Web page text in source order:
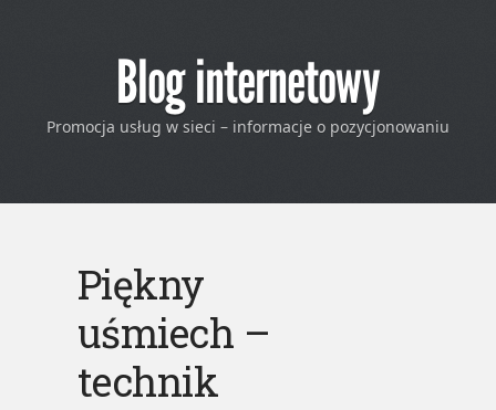
Blog internetowy
Promocja usług w sieci – informacje o pozycjonowaniu
Piękny
uśmiech –
technik